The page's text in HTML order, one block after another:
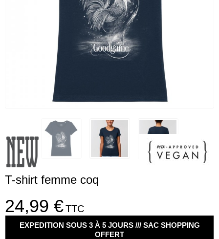
T-shirt femme coq
24,99 €TTC
EXPEDITION SOUS 3 À 5 JOURS /// SAC SHOPPING
OFFERT